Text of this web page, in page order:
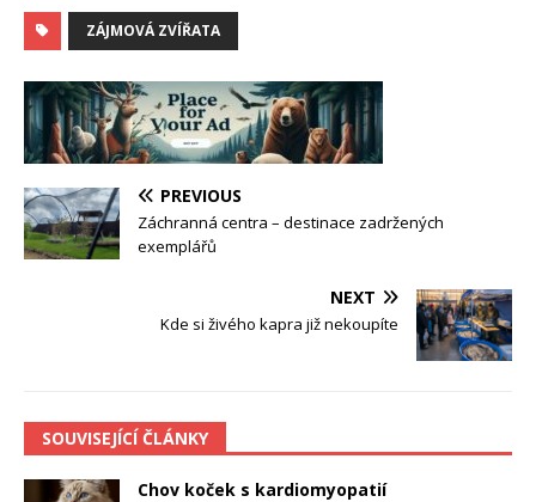
ZÁJMOVÁ ZVÍŘATA
PREVIOUS
Záchranná centra – destinace zadržených
exemplářů
NEXT
Kde si živého kapra již nekoupíte
SOUVISEJÍCÍ ČLÁNKY
Chov koček s kardiomyopatií